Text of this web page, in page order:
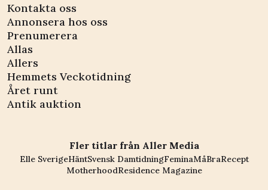
Kontakta oss
Annonsera hos oss
Prenumerera
Allas
Allers
Hemmets Veckotidning
Året runt
Antik auktion
Fler titlar från Aller Media
Elle SverigeHäntSvensk DamtidningFeminaMåBraRecept
MotherhoodResidence Magazine